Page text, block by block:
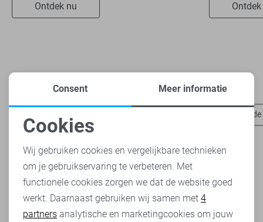
Ontdek nu
Heb je dit al eens bekeken?
Jacqueline
Noodzakelijke cookies
Personalisatie cookies
Analytische cookies
Consent Meer informatie
Cookies
Wij gebruiken cookies en vergelijkbare technieken
om je gebruikservaring te verbeteren. Met
functionele cookies zorgen we dat de website goed
werkt. Daarnaast gebruiken wij samen met 4
partners analytische en marketingcookies om jouw